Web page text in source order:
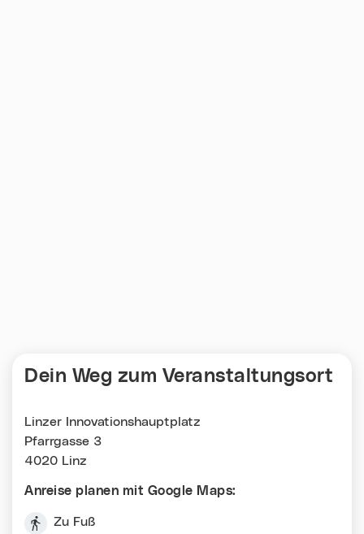
Dein Weg zum Veranstaltungsort
Linzer Innovationshauptplatz
Pfarrgasse 3
4020 Linz
Anreise planen mit Google Maps:
Zu Fuß